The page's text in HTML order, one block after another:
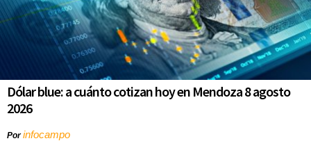
Dólar blue: a cuánto cotizan hoy en Mendoza 8 agosto
2026
Porinfocampo